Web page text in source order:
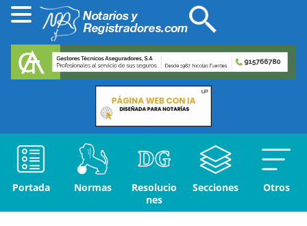
Portada Normas
Resolucio
nes
Secciones Otros